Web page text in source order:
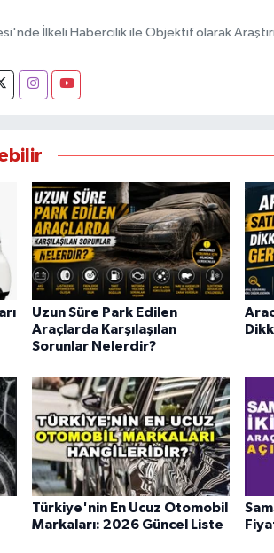
İlkeli Habercilik ile Objektif olarak
Uzun Süre Park Edilen
Araçlarda Karşılaşılan
Sorunlar Nelerdir?
Türkiye'nin En Ucuz Otomobil
Markaları: 2026 Güncel Liste